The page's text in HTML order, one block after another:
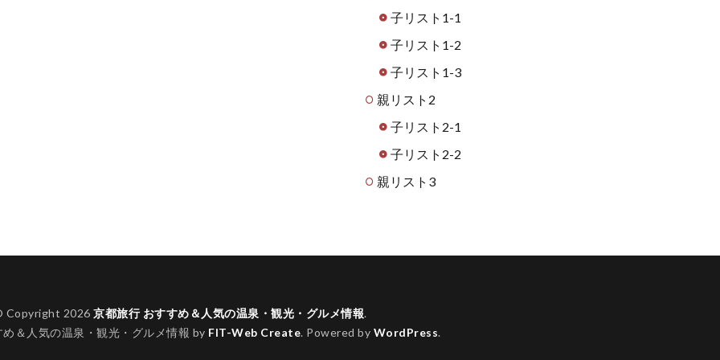
子リスト1-1
子リスト1-2
子リスト1-3
親リスト2
子リスト2-1
子リスト2-2
親リスト3
Copyright 2026 京都旅行 おすすめ＆人気の温泉・観光・グルメ情報.
＆人気の温泉・観光・グルメ情報 by FIT-Web Create. Powered by WordPress.